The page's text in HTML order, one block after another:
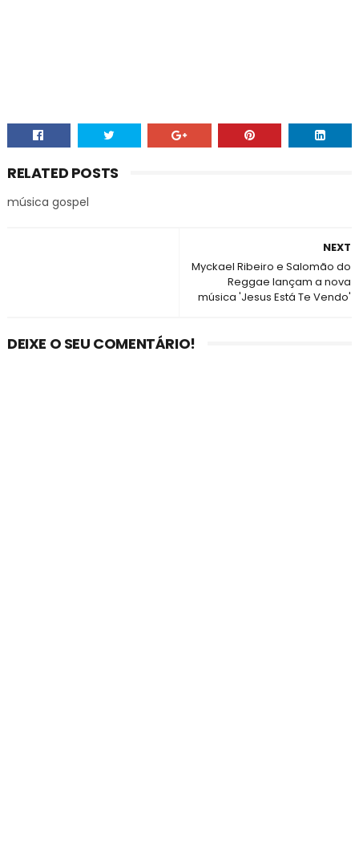
RELATED POSTS
música gospel
NEXT
Myckael Ribeiro e Salomão do
Reggae lançam a nova
música 'Jesus Está Te Vendo'
DEIXE O SEU COMENTÁRIO!